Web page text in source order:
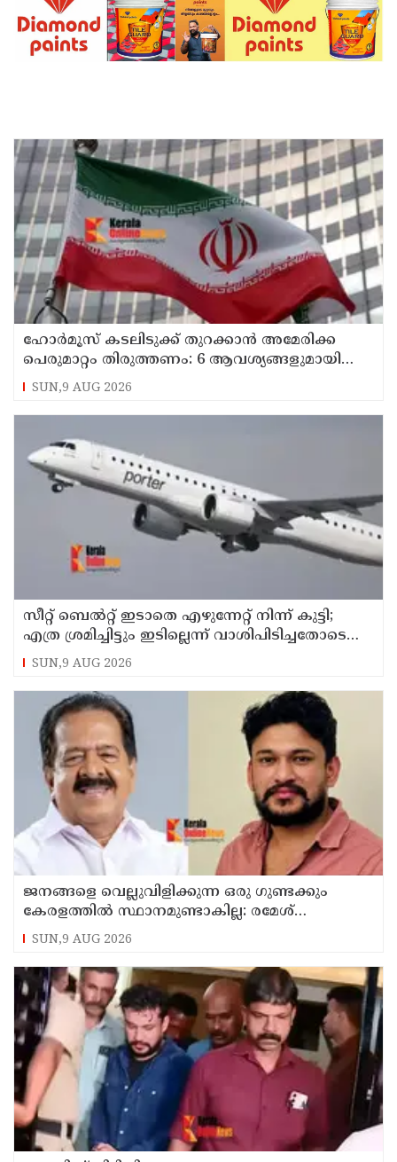
ഹോര്‍മൂസ് കടലിടുക്ക് തുറക്കാന്‍ അമേരിക്ക
പെരുമാറ്റം തിരുത്തണം: 6 ആവശ്യങ്ങളുമായി
ഇറാന്‍ ദേശീയ സുരക്ഷാ കൗണ്‍സില്‍
SUN,9 AUG 2026
സീറ്റ് ബെല്‍റ്റ് ഇടാതെ എഴുന്നേറ്റ് നിന്ന് കുട്ടി;
എത്ര ശ്രമിച്ചിട്ടും ഇടില്ലെന്ന് വാശിപിടിച്ചതോടെ
വിമാനം റദ്ദാക്കി
SUN,9 AUG 2026
ജനങ്ങളെ വെല്ലുവിളിക്കുന്ന ഒരു ഗുണ്ടക്കും
കേരളത്തില്‍ സ്ഥാനമുണ്ടാകില്ല: രമേശ്
ചെന്നിത്തല
SUN,9 AUG 2026